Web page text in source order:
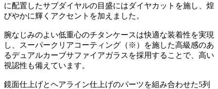
に配置したサブダイヤルの目盛にはダイヤカットを施し、煌
びやかに輝くアクセントを加えました。
腕なじみのよい低重心のチタンケースは快適な装着性を実現
し、スーパークリアコーティング（※）を施した高級感のあ
るデュアルカーブサファイアガラスを採用することで、高い
視認性も備えています。
鏡面仕上げとヘアライン仕上げのパーツを組み合わせた5列